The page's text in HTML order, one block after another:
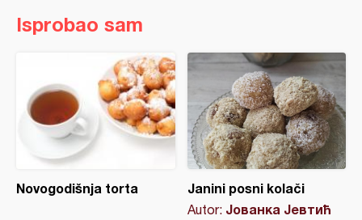
Isprobao sam
Novogodišnja torta Janini posni kolači
Autor: Јованка Јевтић